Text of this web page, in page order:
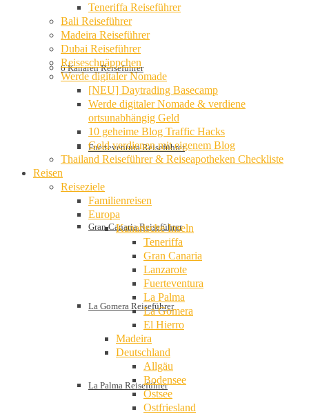
6 Kanaren Reiseführer
Fuerteventura Reiseführer
Gran Canaria Reiseführer
La Gomera Reiseführer
La Palma Reiseführer
Teneriffa Reiseführer
Bali Reiseführer
Madeira Reiseführer
Dubai Reiseführer
Reiseschnäppchen
Werde digitaler Nomade
[NEU] Daytrading Basecamp
Werde digitaler Nomade & verdiene
ortsunabhängig Geld
10 geheime Blog Traffic Hacks
Geld verdienen mit eigenem Blog
Thailand Reiseführer & Reiseapotheken Checkliste
Reisen
Reiseziele
Familienreisen
Europa
Kanarische Inseln
Teneriffa
Gran Canaria
Lanzarote
Fuerteventura
La Palma
La Gomera
El Hierro
Madeira
Deutschland
Allgäu
Bodensee
Ostsee
Ostfriesland